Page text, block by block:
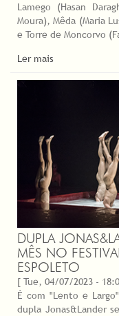
Lamego (Hasan
Moura), Mêda (Maria
e Torre de Moncorvo
Ler mais
DUPLA
MÊS NO
ESPOLETO
[ Tue, 04/07/2023 -
É com "Lento e
dupla Jonas&Lander